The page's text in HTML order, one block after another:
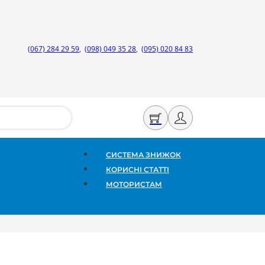
(067) 284 29 59, (098) 049 35 28, (095) 020 84 83
СИСТЕМА ЗНИЖОК
КОРИСНІ СТАТТІ
МОТОРИСТАМ